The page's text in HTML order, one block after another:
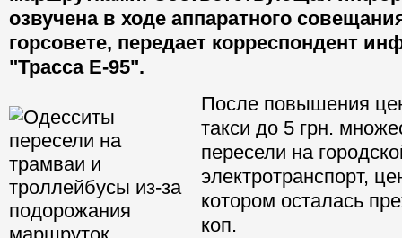
озвучена в ходе аппаратного
горсовете, передает корреспондент
"Трасса Е-95".
После повышения
такси до 5 грн.
пересели на
электротранспорт,
котором осталась
коп.